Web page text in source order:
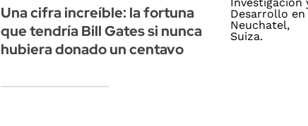
Una cifra increíble: la fortuna
que tendría Bill Gates si nunca
hubiera donado un centavo